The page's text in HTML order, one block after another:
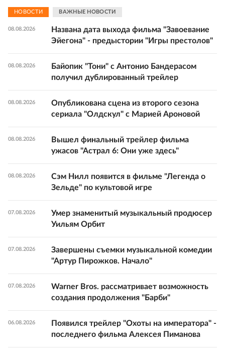
НОВОСТИ ВАЖНЫЕ НОВОСТИ
08.08.2026
Названа дата выхода фильма "Завоевание
Эйегона" - предыстории "Игры престолов"
08.08.2026
Байопик "Тони" с Антонио Бандерасом
получил дублированный трейлер
08.08.2026
Опубликована сцена из второго сезона
сериала "Олдскул" с Марией Ароновой
08.08.2026
Вышел финальный трейлер фильма
ужасов "Астрал 6: Они уже здесь"
08.08.2026
Сэм Нилл появится в фильме "Легенда о
Зельде" по культовой игре
07.08.2026
Умер знаменитый музыкальный продюсер
Уильям Орбит
07.08.2026
Завершены съемки музыкальной комедии
"Артур Пирожков. Начало"
07.08.2026
Warner Bros. рассматривает возможность
создания продолжения "Барби"
06.08.2026
Появился трейлер "Охоты на императора" -
последнего фильма Алексея Пиманова